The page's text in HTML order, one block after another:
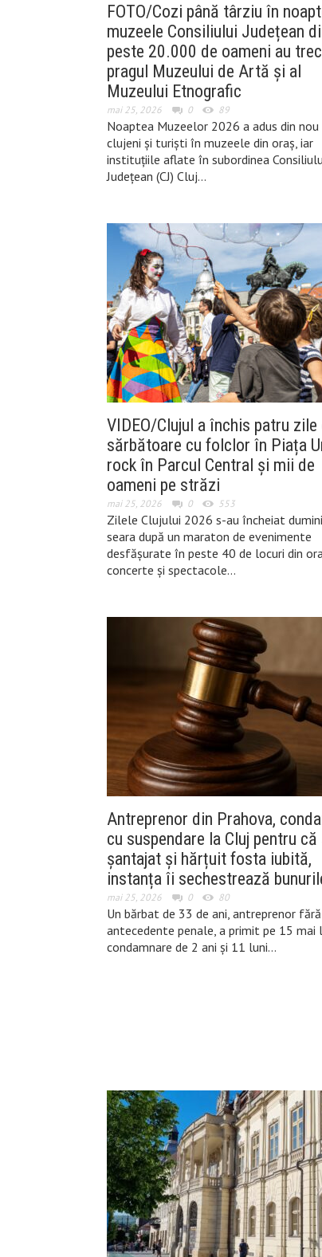
FOTO/Cozi până târziu în
muzeele Consiliului Județean
peste 20.000 de oameni au
pragul Muzeului de Artă și al
Muzeului Etnografic
mai 25, 2026 0 89
Noaptea Muzeelor 2026 a adus din nou
clujeni și turiști în muzeele din oraș, iar
instituțiile aflate în subordinea
Județean (CJ) Cluj…
VIDEO/Clujul a închis patru zile
sărbătoare cu folclor în Piața
rock în Parcul Central și mii de
oameni pe străzi
mai 25, 2026 0 553
Zilele Clujului 2026 s-au încheiat
seara după un maraton de evenimente
desfășurate în peste 40 de locuri din
concerte și spectacole…
Antreprenor din Prahova,
cu suspendare la Cluj pentru că
șantajat și hărțuit fosta iubită,
instanța îi sechestrează
mai 25, 2026 0 80
Un bărbat de 33 de ani, antreprenor fără
antecedente penale, a primit pe 15 mai
condamnare de 2 ani și 11 luni…